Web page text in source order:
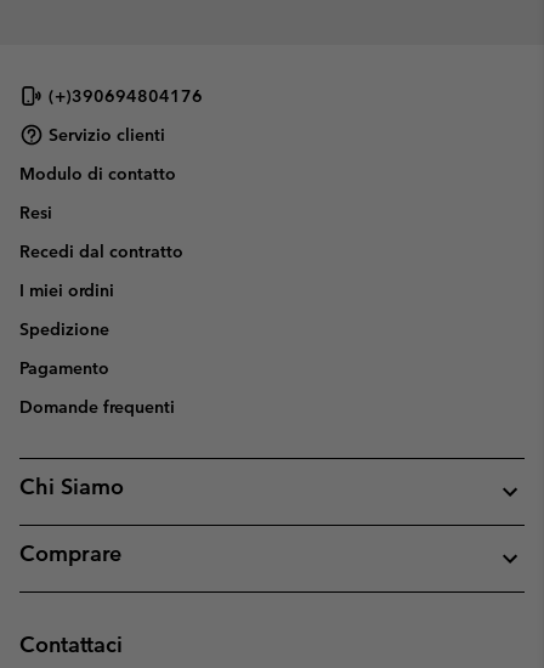
(+)390694804176
Servizio clienti
Modulo di contatto
Resi
Recedi dal contratto
I miei ordini
Spedizione
Pagamento
Domande frequenti
Chi Siamo
Comprare
Contattaci